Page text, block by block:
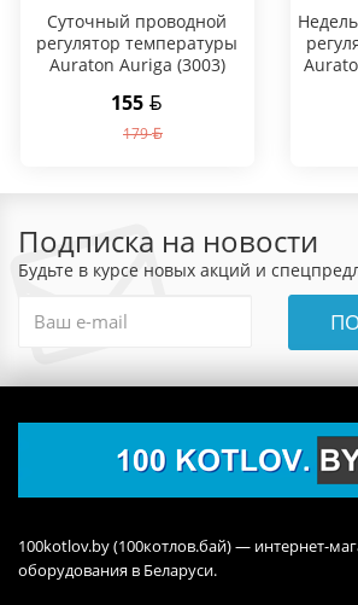
Суточный проводной
регулятор температуры
Auraton Auriga (3003)
155
179
Подписка на новости
Будьте в курсе новых акций и
100kotlov.by (100котлов.бай) — интернет-
оборудования в Беларуси.